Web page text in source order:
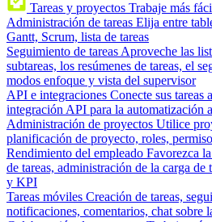
Tareas y proyectos Trabaje más
Administración de tareas Elija entre
Gantt, Scrum, lista de tareas
Seguimiento de tareas Aproveche las
subtareas, los resúmenes de tareas, el
modos enfoque y vista del supervisor
API e integraciones Conecte sus tareas
integración API para la automatización
Administración de proyectos Utilice
planificación de proyecto, roles,
Rendimiento del empleado Favorezca
de tareas, administración de la carga de
y KPI
Tareas móviles Creación de tareas,
notificaciones, comentarios, chat sobre